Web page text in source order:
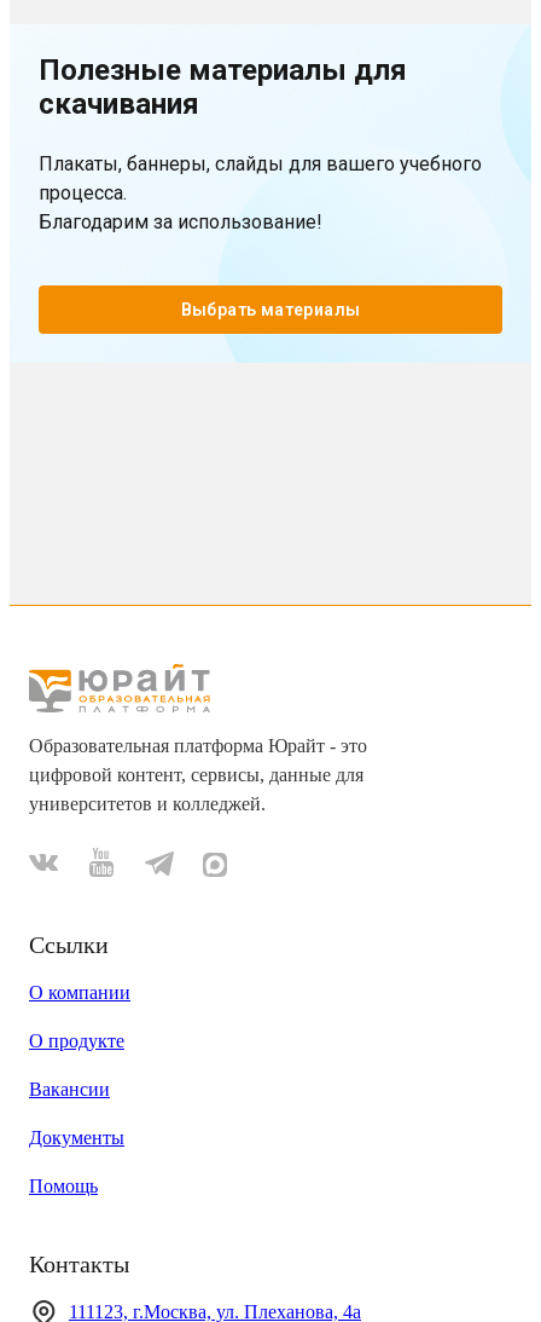
Полезные материалы для
скачивания
Плакаты, баннеры, слайды для вашего учебного
процесса.
Благодарим за использование!
Выбрать материалы
Образовательная платформа Юрайт - это
цифровой контент, сервисы, данные для
университетов и колледжей.
Ссылки
О компании
О продукте
Вакансии
Документы
Помощь
Контакты
111123, г.Москва, ул. Плеханова, 4а